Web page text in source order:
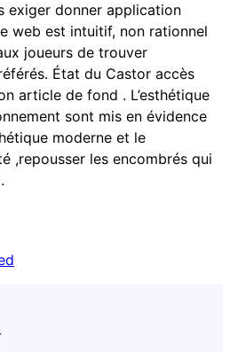
exiger donner application
web est intuitif, non rationnel
joueurs de trouver
État du Castor accès
article de fond . L’esthétique
sont mis en évidence
moderne et le
,repousser les encombrés qui